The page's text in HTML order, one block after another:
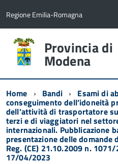
Regione Emilia-Romagna
Provincia di
Modena
Home Bandi Esami di
conseguimento dell’idoneità
dell’attività di trasportatore
terzi e di viaggiatori nel
internazionali. Pubblicazione
presentazione delle domande
Reg. (CE) 21.10.2009 n.
17/04/2023